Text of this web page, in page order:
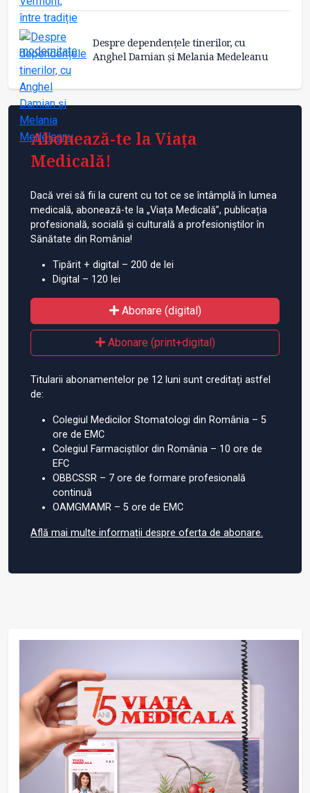
Despre dependențele tinerilor, cu
Anghel Damian și Melania Medeleanu
Abonează-te la Viața
Medicală!
Dacă vrei să fii la curent cu tot ce se întâmplă în lumea
medicală, abonează-te la „Viața Medicală”, publicația
profesională, socială și culturală a profesioniștilor în
Sănătate din România!
Tipărit + digital – 200 de lei
Digital – 120 lei
Abonare (digital)
Abonare (print+digital)
Titularii abonamentelor pe 12 luni sunt creditați astfel
de:
Colegiul Medicilor Stomatologi din România – 5
ore de EMC
Colegiul Farmaciștilor din România – 10 ore de
EFC
OBBCSSR – 7 ore de formare profesională
continuă
OAMGMAMR – 5 ore de EMC
Află mai multe informații despre oferta de abonare.